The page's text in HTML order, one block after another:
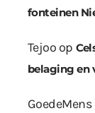
fonteinen
Tejoo op
belaging en
GoedeMens